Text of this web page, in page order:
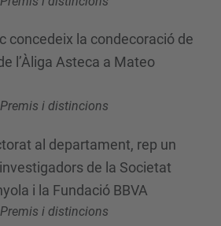
concedeix la condecoració de
l’Àliga Asteca a Mateo
Premis i distincions
al departament, rep un
de la Societat
i la Fundació BBVA
Premis i distincions